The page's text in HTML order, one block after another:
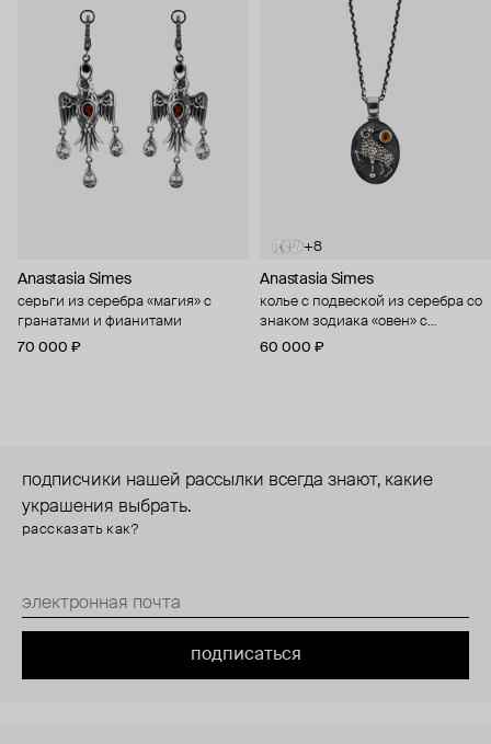
Anastasia Simes
серьги из серебра «магия» с
гранатами и фианитами
70 000 ₽
+8
Anastasia Simes
колье с подвеской из серебра со
знаком зодиака «овен» с
цитрином и фианитами
60 000 ₽
подписчики нашей рассылки всегда знают, какие
украшения выбрать.
рассказать как?
подписаться